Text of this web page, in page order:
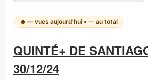
🔥— vues aujourd’hui •— au total
QUINTÉ+ DE
30/12/24